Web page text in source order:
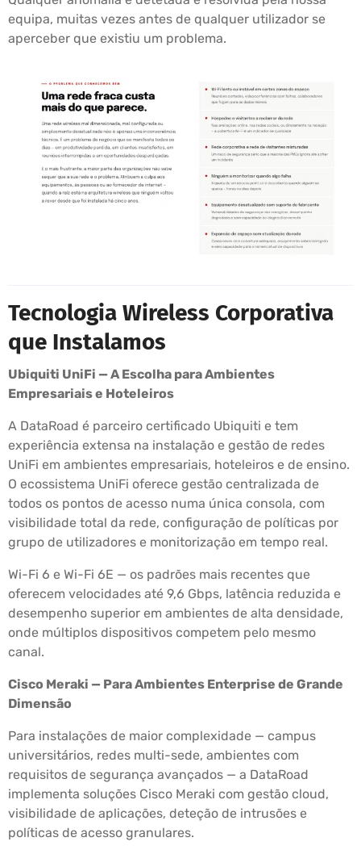
equipa, muitas vezes antes de qualquer utilizador se
aperceber que existiu um problema.
Tecnologia Wireless Corporativa
que Instalamos
Ubiquiti UniFi — A Escolha para Ambientes
Empresariais e Hoteleiros
A DataRoad é parceiro certificado Ubiquiti e tem
experiência extensa na instalação e gestão de redes
UniFi em ambientes empresariais, hoteleiros e de ensino.
O ecossistema UniFi oferece gestão centralizada de
todos os pontos de acesso numa única consola, com
visibilidade total da rede, configuração de políticas por
grupo de utilizadores e monitorização em tempo real.
Wi-Fi 6 e Wi-Fi 6E — os padrões mais recentes que
oferecem velocidades até 9,6 Gbps, latência reduzida e
desempenho superior em ambientes de alta densidade,
onde múltiplos dispositivos competem pelo mesmo
canal.
Cisco Meraki — Para Ambientes Enterprise de Grande
Dimensão
Para instalações de maior complexidade — campus
universitários, redes multi-sede, ambientes com
requisitos de segurança avançados — a DataRoad
implementa soluções Cisco Meraki com gestão cloud,
visibilidade de aplicações, deteção de intrusões e
políticas de acesso granulares.